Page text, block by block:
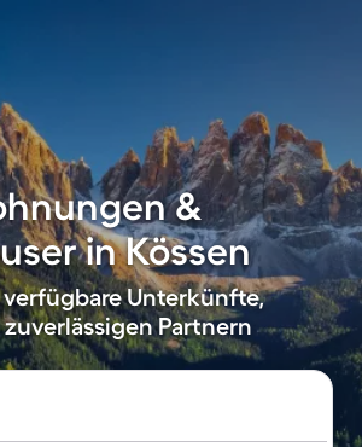
&
in Kössen
Unterkünfte,
Partnern